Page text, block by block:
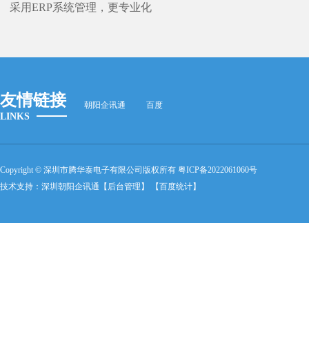
采用ERP系统管理，更专业化
友情链接
LINKS
朝阳企讯通 百度
Copyright © 深圳市腾华泰电子有限公司版权所有 粤ICP备2022061060号
技术支持： 深圳朝阳企讯通 【后台管理】 【百度统计】